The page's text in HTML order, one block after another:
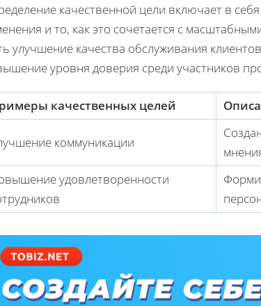
качественной цели включает в
и то, как это сочетается с
улучшение качества обслуживания
уровня доверия среди участников
качественных целей
коммуникации
удовлетворенности